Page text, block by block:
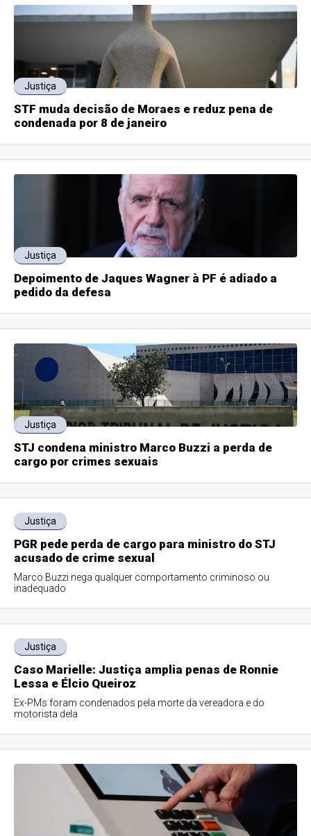
Justiça
STF muda decisão de Moraes e reduz pena de
condenada por 8 de janeiro
Justiça
Depoimento de Jaques Wagner à PF é adiado a
pedido da defesa
Justiça
STJ condena ministro Marco Buzzi a perda de
cargo por crimes sexuais
Justiça
PGR pede perda de cargo para ministro do STJ
acusado de crime sexual
Marco Buzzi nega qualquer comportamento criminoso ou
inadequado
Justiça
Caso Marielle: Justiça amplia penas de Ronnie
Lessa e Élcio Queiroz
Ex-PMs foram condenados pela morte da vereadora e do
motorista dela